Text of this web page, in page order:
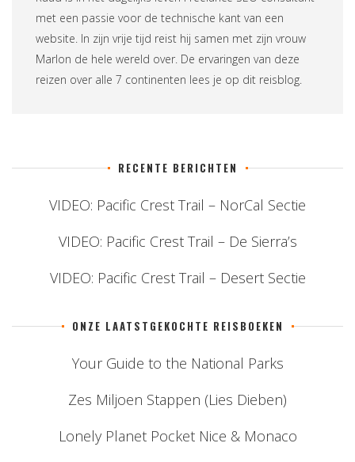
met een passie voor de technische kant van een
website. In zijn vrije tijd reist hij samen met zijn vrouw
Marlon de hele wereld over. De ervaringen van deze
reizen over alle 7 continenten lees je op dit reisblog.
RECENTE BERICHTEN
VIDEO: Pacific Crest Trail – NorCal Sectie
VIDEO: Pacific Crest Trail – De Sierra’s
VIDEO: Pacific Crest Trail – Desert Sectie
ONZE LAATSTGEKOCHTE REISBOEKEN
Your Guide to the National Parks
Zes Miljoen Stappen (Lies Dieben)
Lonely Planet Pocket Nice & Monaco